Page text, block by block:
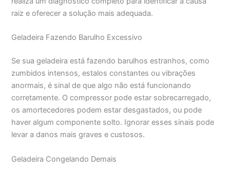
raiz e oferecer a solução mais adequada.
Geladeira Fazendo Barulho Excessivo
Se sua geladeira está fazendo barulhos estranhos, como
zumbidos intensos, estalos constantes ou vibrações
anormais, é sinal de que algo não está funcionando
corretamente. O compressor pode estar sobrecarregado,
os amortecedores podem estar desgastados, ou pode
haver algum componente solto. Ignorar esses sinais pode
levar a danos mais graves e custosos.
Geladeira Congelando Demais